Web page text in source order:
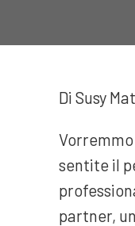
Di Susy
sentite il
partner,